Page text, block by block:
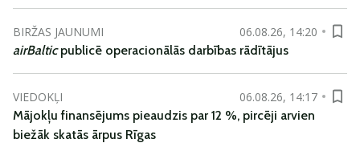
BIRŽAS JAUNUMI
06.08.26, 14:20
airBalticpublicē operacionālās darbības rādītājus
VIEDOKĻI
06.08.26, 14:17
Mājokļu finansējums pieaudzis par 12 %, pircēji arvien
biežāk skatās ārpus Rīgas